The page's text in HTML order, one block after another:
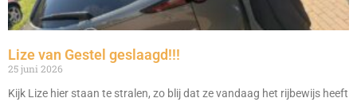
Lize van Gestel geslaagd!!!
25 juni 2026
Kijk Lize hier staan te stralen, zo blij dat ze vandaag het rijbewijs heeft